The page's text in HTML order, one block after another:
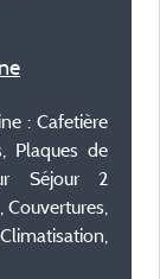
: Cafetière
Plaques de
Séjour 2